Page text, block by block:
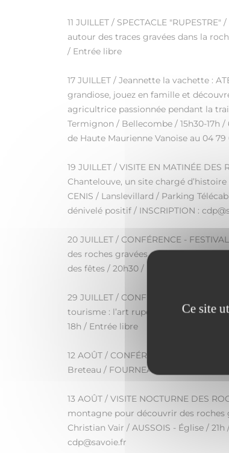
Ce site
11 JUILLET / SPECTACLE
autour des traces gravées dans la
/ Entrée libre
17 JUILLET / Jeannette la vachette :
grandiose, jouez en famille et
agricultrice passionnée pendant la
Termignon / Bellecombe / 15h30-17h
de Haute Maurienne Vanoise au 04
19 JUILLET / VISITE EN MATINÉE
Chantelouve, un site chargé
CENIS / Lanslevillard / Parking
dénivelé positif / INSCRIPTION :
20 JUILLET / CONFÉRENCE -
des roches gravées en Savoie et
des fêtes / 20h30 / Entrée libre
29 JUILLET / CONFÉRENCE : Faire
tourisme : l’art rupestre alpin - Yoann
18h / Entrée libre
12 AOÛT / CONFÉRENCE-
Breteau / FOURNEAUX / Cinéma
13 AOÛT / VISITE NOCTURNE DES
montagne pour découvrir des roches
Christian Vair / AUSSOIS - Église /
cdp@savoie.fr